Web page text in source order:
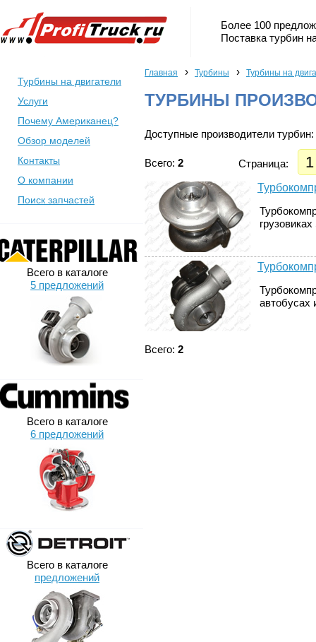
Более 100
Поставка турбин
Турбины на двигатели
Услуги
Почему Американец?
Обзор моделей
Контакты
О компании
Поиск запчастей
Всего в каталоге
5 предложений
Всего в каталоге
6 предложений
Всего в каталоге
предложений
Главная › Турбины › Турбины на
ТУРБИНЫ
Доступные производители турбин:
Всего: 2 Страница: 1
автобусах
Всего: 2